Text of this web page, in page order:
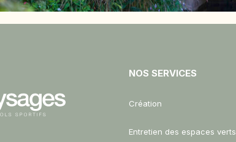
NOS SERVICES
Création
Entretien des espaces verts